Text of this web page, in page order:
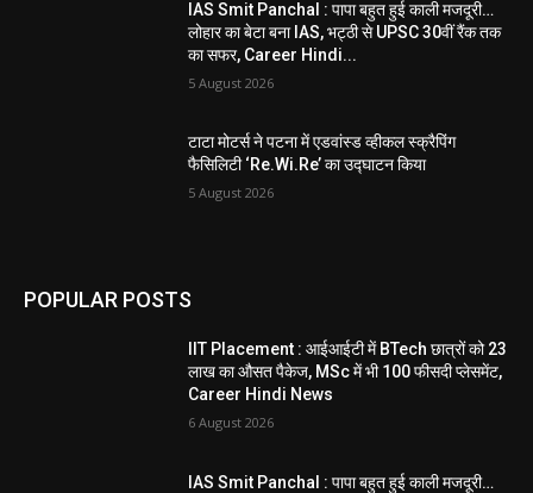
IAS Smit Panchal : पापा बहुत हुई काली मजदूरी…
लोहार का बेटा बना IAS, भट्ठी से UPSC 30वीं रैंक तक
का सफर, Career Hindi...
5 August 2026
टाटा मोटर्स ने पटना में एडवांस्ड व्हीकल स्क्रैपिंग
फैसिलिटी ‘Re.Wi.Re’ का उद्घाटन किया
5 August 2026
POPULAR POSTS
IIT Placement : आईआईटी में BTech छात्रों को 23
लाख का औसत पैकेज, MSc में भी 100 फीसदी प्लेसमेंट,
Career Hindi News
6 August 2026
IAS Smit Panchal : पापा बहुत हुई काली मजदूरी…